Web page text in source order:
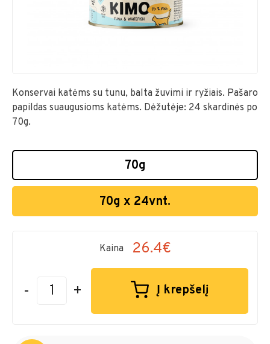
Konservai katėms su tunu, balta žuvimi ir ryžiais. Pašaro
papildas suaugusioms katėms. Dėžutėje: 24 skardinės po
70g.
70g
70g x 24vnt.
Kaina 26.4€
- + Į krepšelį